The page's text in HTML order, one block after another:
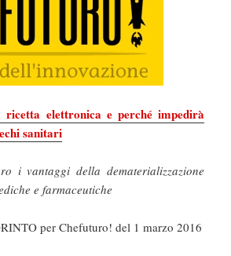
ricetta elettronica e perché impedirà
sanitari
i vantaggi della dematerializzazione
e farmaceutiche
per Chefuturo! del 1 marzo 2016